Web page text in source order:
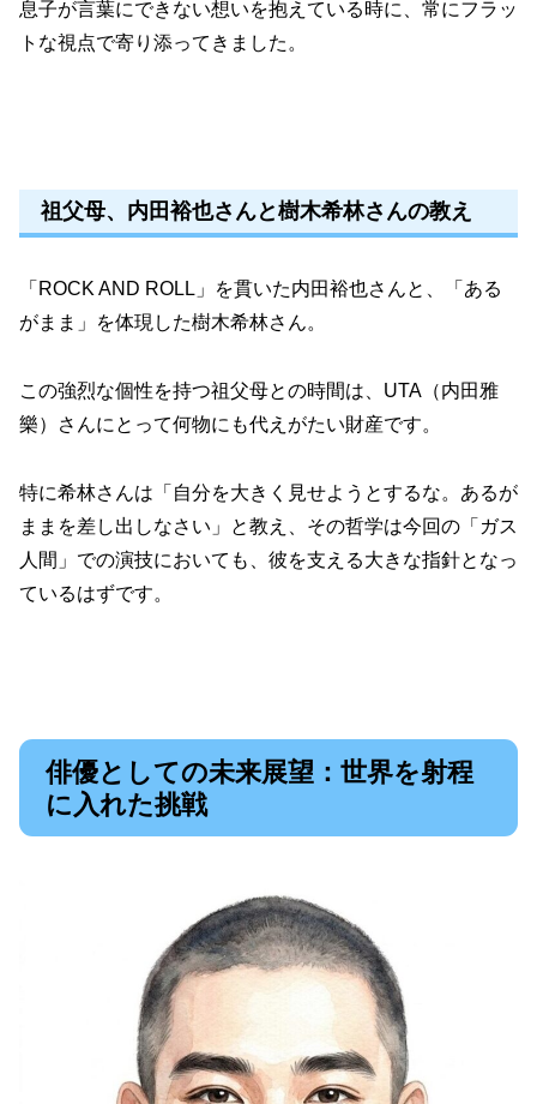
息子が言葉にできない想いを抱えている時に、常にフラッ
トな視点で寄り添ってきました。
祖父母、内田裕也さんと樹木希林さんの教え
「ROCK AND ROLL」を貫いた内田裕也さんと、「ある
がまま」を体現した樹木希林さん。
この強烈な個性を持つ祖父母との時間は、UTA（内田雅
樂）さんにとって何物にも代えがたい財産です。
特に希林さんは「自分を大きく見せようとするな。あるが
ままを差し出しなさい」と教え、その哲学は今回の「ガス
人間」での演技においても、彼を支える大きな指針となっ
ているはずです。
俳優としての未来展望：世界を射程
に入れた挑戦